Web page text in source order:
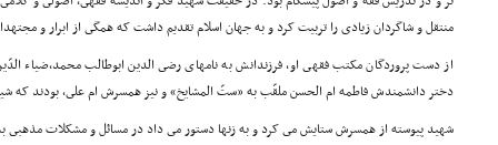
منتقل و شاگردان زیادى را تربیت کرد و به جهان اسلام تقدیم داشت که همگى از ابرار و
از دست پروردگان مکتب فقهى او، فرزندانش به نامهاى رضى الدین ابوطالب محمد،ضیاء
دختر دانشمندش فاطمه ام الحسن ملقّب به «ستّ المشایخ» و نیز همسرش ام على، بودند که
شهید پیوسته از همسرش ستایش مى کرد و به زنها دستور مى داد در مسائل و مشکلات مذهبى